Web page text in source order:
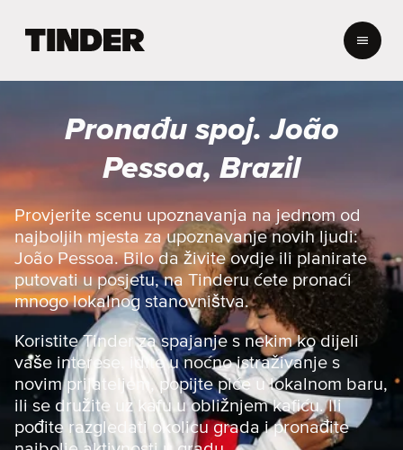
r
o
e
Pronađu spoj. João
Pessoa, Brazil
Provjerite scenu upoznavanja na jednom od
najboljih mjesta za upoznavanje novih ljudi:
João Pessoa. Bilo da živite ovdje ili planirate
putovati u posjetu, na Tinderu ćete pronaći
mnogo lokalnog stanovništva.
Koristite Tinder za spajanje s nekim ko dijeli
vaše interese, idite u noćno istraživanje s
novim prijateljem, popijte piće u lokalnom baru,
ili se družite uz kafu u obližnjem kafiću. Ili
pođite razgledati okolicu grada i pronađite